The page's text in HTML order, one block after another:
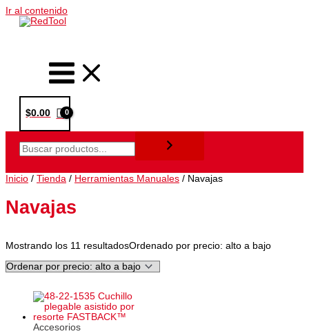
Ir al contenido
$0.00
Inicio / Tienda / Herramientas Manuales / Navajas
Navajas
Mostrando los 11 resultadosOrdenado por precio: alto a bajo
Accesorios